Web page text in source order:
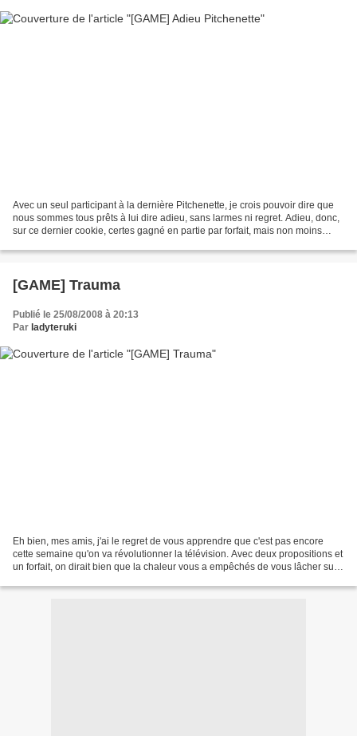
Avec un seul participant à la dernière Pitchenette, je crois pouvoir dire que
nous sommes tous prêts à lui dire adieu, sans larmes ni regret. Adieu, donc,
sur ce dernier cookie, certes gagné en partie par forfait, mais non moins
[GAME] Trauma
Publié le 25/08/2008 à 20:13
Par ladyteruki
Eh bien, mes amis, j'ai le regret de vous apprendre que c'est pas encore
cette semaine qu'on va révolutionner la télévision. Avec deux propositions et
un forfait, on dirait bien que la chaleur vous a empêchés de vous lâcher sur